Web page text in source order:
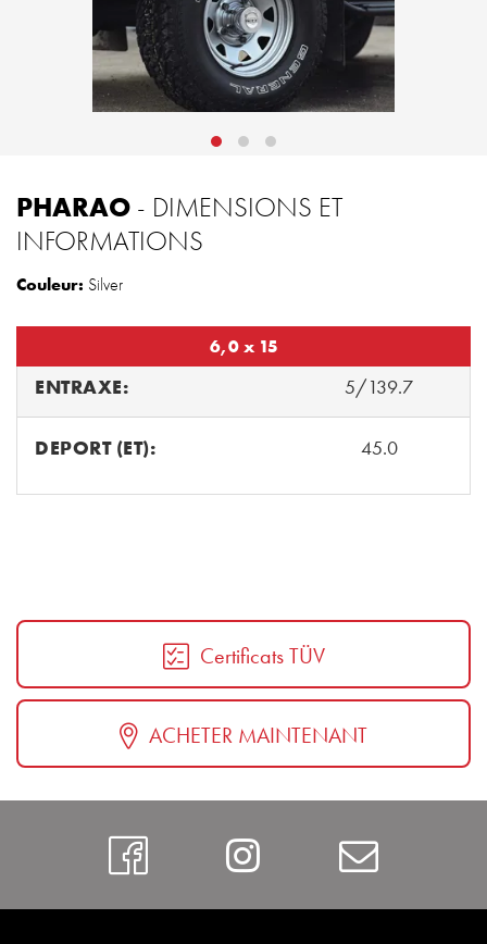
PHARAO - DIMENSIONS ET
INFORMATIONS
Couleur: Silver
6,0 x 15
ENTRAXE: 5/139.7
DEPORT (ET): 45.0
Certificats TÜV
ACHETER MAINTENANT
https://Instagram